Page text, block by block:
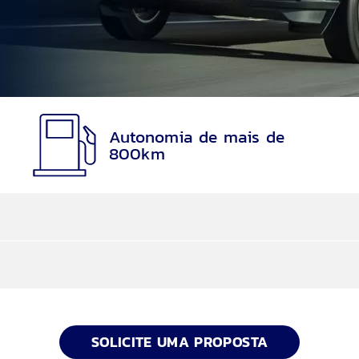
Autonomia de mais de
800km
Escorregadio, Eco, Sport e Rebocar/Transp
parcelas são reduzidas e, no final, você utiliza o seu
SOLICITE UMA PROPOSTA